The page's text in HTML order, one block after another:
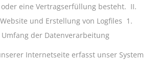
eine Vertragserfüllung besteht. II.
und Erstellung von Logfiles 1.
der Datenverarbeitung
Internetseite erfasst unser System